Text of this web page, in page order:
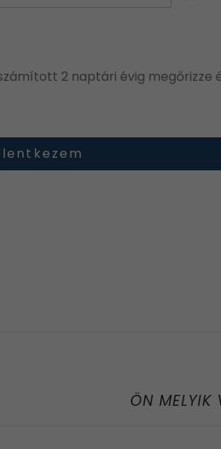
2 naptári évig megőrizze
ÖN MELYIK